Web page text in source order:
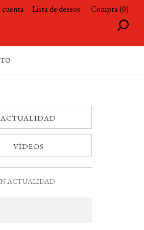
Lista de deseos Compra (0)
ACTUALIDAD
VÍDEOS
ACTUALIDAD